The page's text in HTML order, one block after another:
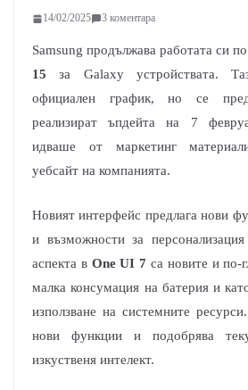
14/02/2025 3 коментара
Samsung продължава работата си по
15 за Galaxy устройствата.
официален график, но се
реализират ъпдейта на 7
идваше от маркетинг
уебсайт на компанията.
Новият интерфейс предлага нови
и възможности за
аспекта в One UI 7 са новите и по-
малка консумация на батерия и
използване на системните
нови функции и подобрява
изкуственя интелект.